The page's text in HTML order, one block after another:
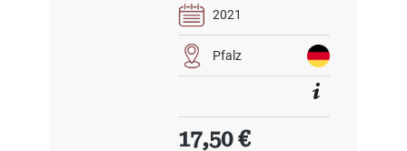
2021
Pfalz
Regulärer Preis:
17,50 €